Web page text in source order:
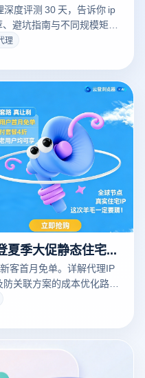
度评测 30 天，告诉你 ip
避坑指南与不同规模矩阵
理
代理IP多少钱一个月？云登夏季大促静态住宅代理4折起，新客首月免单
客首月免单。详解代理IP
关联方案的成本优化路